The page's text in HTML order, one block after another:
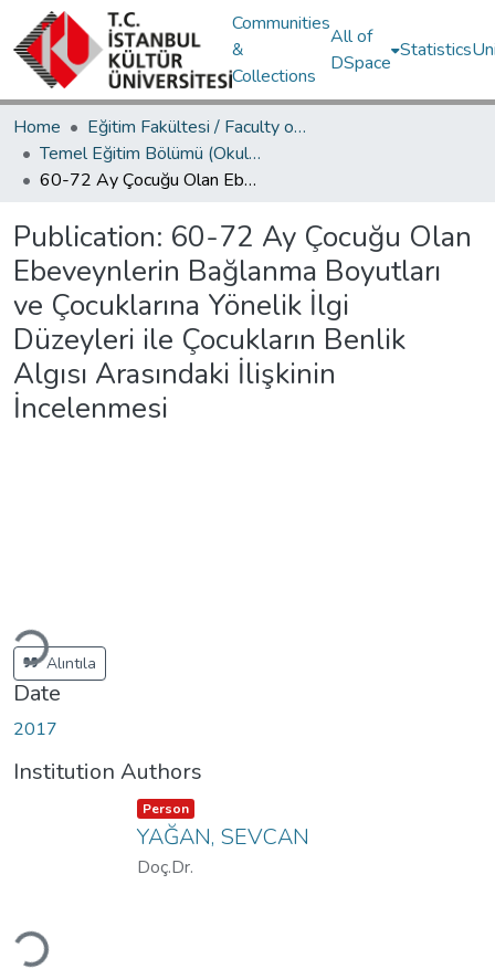
Communities
&
Collections
All of
DSpace
Statistics
Home
Eğitim Fakültesi / Faculty of Education
Temel Eğitim Bölümü (Okul Öncesi Eğitimi) / Department of Elementary Education
60-72 Ay Çocuğu Olan Ebeveynlerin Bağlanma Boyutları ve Çocuklarına Yönelik İlgi Düzeyleri ile Çocukların Benlik Algısı Arasındaki İlişkinin İncelenmesi
Publication: 60-72 Ay Çocuğu Olan
Ebeveynlerin Bağlanma Boyutları
ve Çocuklarına Yönelik İlgi
Düzeyleri ile Çocukların Benlik
Algısı Arasındaki İlişkinin
İncelenmesi
Alıntıla
Date
2017
Institution Authors
Item type:
Person ,
YAĞAN, SEVCAN
Doç.Dr.